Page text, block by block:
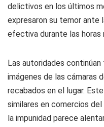
delictivos en los últimos
expresaron su temor ante
efectiva durante las horas
Las autoridades continúan
imágenes de las cámaras
recabados en el lugar.
similares en comercios del
la impunidad parece